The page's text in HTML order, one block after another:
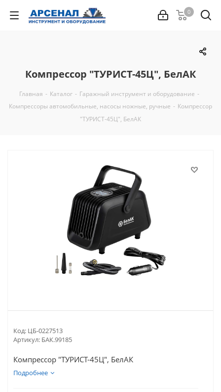
0
Компрессор "ТУРИСТ-45Ц", БелАК
Главная - Каталог - Гаражный инструмент и оборудование -
Компрессоры автомобильные, насосы ножные, ручные - Компрессор
"ТУРИСТ-45Ц", БелАК
Код: ЦБ-0227513
Артикул: БАК.99185
Компрессор "ТУРИСТ-45Ц", БелАК
Подробнее